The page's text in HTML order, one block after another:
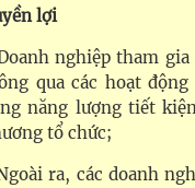
lợi
nghiệp tham
qua các hoạt
năng lượng tiết
tổ chức;
ra, các doanh